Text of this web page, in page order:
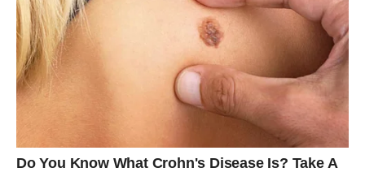
ponovo početi da veruju sebi. Posle mnogo razočaranja,
dolazi vreme kada će shvatiti da ih život nije zaboravio.
ŠKORPIJA – SUDBINA IM
DONOSI PREOKRET KOJI NIKO
NIJE OČEKIVAO